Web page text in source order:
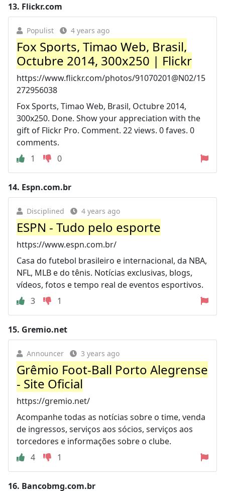
13. Flickr.com
Populist 4 years ago
Fox Sports, Timao Web, Brasil,
Octubre 2014, 300x250 | Flickr
https://www.flickr.com/photos/91070201@N02/15
272956038
Fox Sports, Timao Web, Brasil, Octubre 2014,
300x250. Done. Show your appreciation with the
gift of Flickr Pro. Comment. 22 views. 0 faves. 0
comments.
1
0
14. Espn.com.br
Disciplined 4 years ago
ESPN - Tudo pelo esporte
https://www.espn.com.br/
Casa do futebol brasileiro e internacional, da NBA,
NFL, MLB e do tênis. Notícias exclusivas, blogs,
vídeos, fotos e tempo real de eventos esportivos.
3
1
15. Gremio.net
Announcer 3 years ago
Grêmio Foot-Ball Porto Alegrense
- Site Oficial
https://gremio.net/
Acompanhe todas as notícias sobre o time, venda
de ingressos, serviços aos sócios, serviços aos
torcedores e informações sobre o clube.
4
1
16. Bancobmg.com.br